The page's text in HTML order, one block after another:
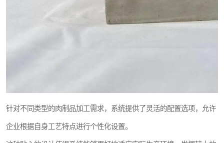
针对不同类型的肉制品加工需求，系统提供了灵活的配置选项，允许
企业根据自身工艺特点进行个性化设置。